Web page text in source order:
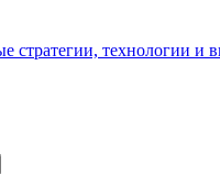
стратегии, технологии и